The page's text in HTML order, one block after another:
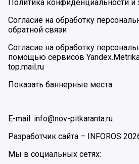
Политика конфиденциальности
Согласие на обработку
обратной связи
Согласие на обработку
помощью сервисов
top.mail.ru
Показать баннерные места
E-mail: info@nov-pitkaranta.ru
Разработчик сайта –
INFOROS
Мы в социальных сетях: